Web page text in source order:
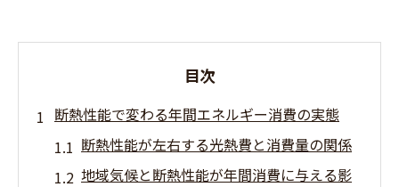
目次
断熱性能で変わる年間エネルギー消費の実態
断熱性能が左右する光熱費と消費量の関係
地域気候と断熱性能が年間消費に与える影